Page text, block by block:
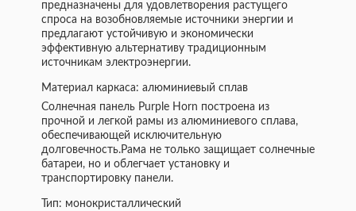
предназначены для удовлетворения растущего
спроса на возобновляемые источники энергии и
предлагают устойчивую и экономически
эффективную альтернативу традиционным
источникам электроэнергии.
Материал каркаса: алюминиевый сплав
Солнечная панель Purple Horn построена из
прочной и легкой рамы из алюминиевого сплава,
обеспечивающей исключительную
долговечность.Рама не только защищает солнечные
батареи, но и облегчает установку и
транспортировку панели.
Тип: монокристаллический